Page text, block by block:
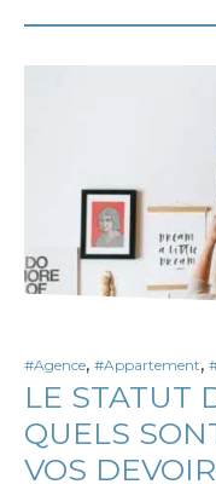
#Agence, #Appartement,
LE STATUT
QUELS
VOS